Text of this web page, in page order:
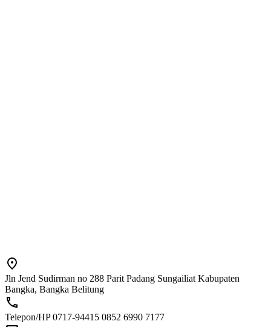
Jln Jend Sudirman no 288 Parit Padang Sungailiat Kabupaten
Bangka, Bangka Belitung
Telepon/HP 0717-94415 0852 6990 7177